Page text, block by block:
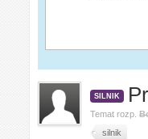
SILNIK
Temat rozp.
silnik